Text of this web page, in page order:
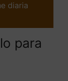
diaria
para